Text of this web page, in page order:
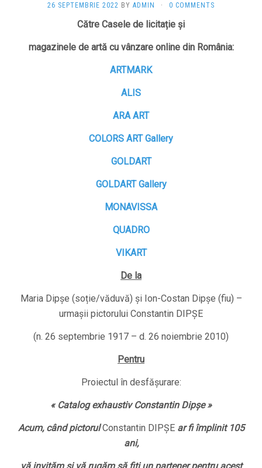
26 SEPTEMBRIE 2022 BY ADMIN · 0 COMMENTS
Către Casele de licitație și
magazinele de artă cu vânzare online din România:
ARTMARK
ALIS
ARA ART
COLORS ART Gallery
GOLDART
GOLDART Gallery
MONAVISSA
QUADRO
VIKART
De la
Maria Dipșe (soție/văduvă) și Ion-Costan Dipșe (fiu) –
urmașii pictorului Constantin DIPȘE
(n. 26 septembrie 1917 – d. 26 noiembrie 2010)
Pentru
Proiectul în desfășurare:
« Catalog exhaustiv Constantin Dipșe »
Acum, când pictorulConstantin DIPȘE ar fi împlinit 105
ani,